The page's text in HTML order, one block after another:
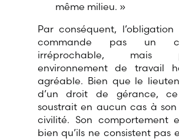
même milieu. »
Par conséquent,
commande pas un
irréprochable, mais
environnement de travail
agréable. Bien que le
d’un droit de gérance,
soustrait en aucun cas à
civilité. Son comportement
bien qu’ils ne consistent pas